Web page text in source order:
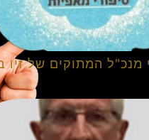
מנכ"ל המתוקים של זיו